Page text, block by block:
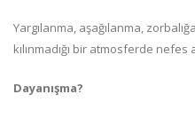
Yargılanma, aşağılanma,
kılınmadığı bir atmosferde nefes
Dayanışma?